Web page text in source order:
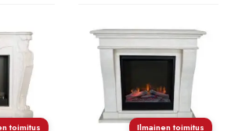
toimitus Ilmainen toimitus